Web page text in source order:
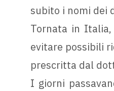
subito i nomi dei
Tornata in
evitare possibili
prescritta dal
I giorni